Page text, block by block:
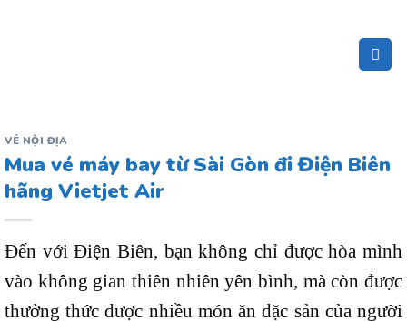
VÉ NỘI ĐỊA
Mua vé máy bay từ Sài Gòn đi Điện Biên
hãng Vietjet Air
Đến với Điện Biên, bạn không chỉ được hòa mình
vào không gian thiên nhiên yên bình, mà còn được
thưởng thức được nhiều món ăn đặc sản của người